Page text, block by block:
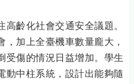
齡化社會交通安全議題。
加上全臺機車數量龐大，
受傷的情況日益增加。學生
動中柱系統，設計出能夠隨